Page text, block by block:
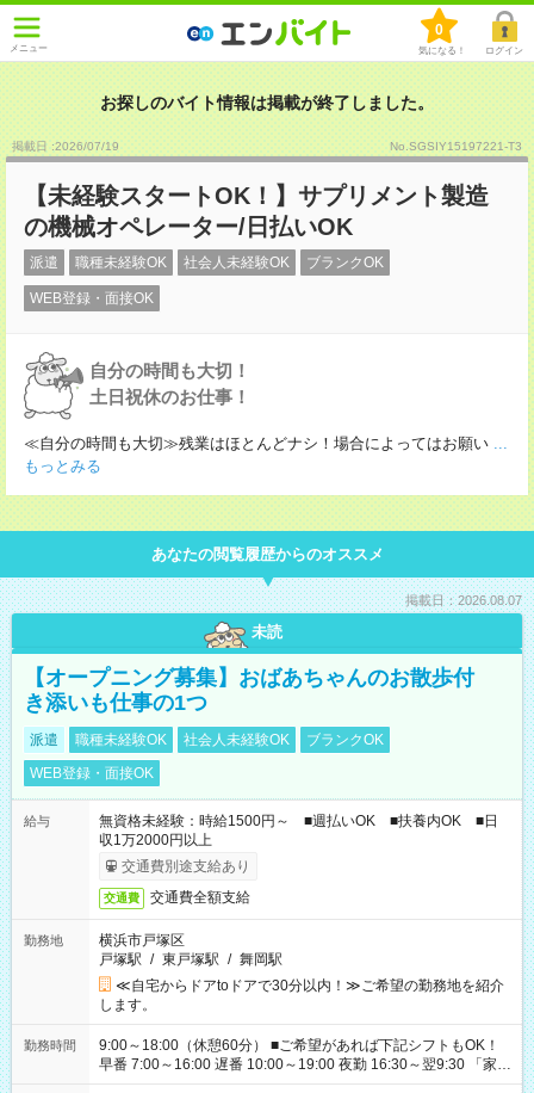
メニュー
0
気になる！ ログイン
お探しのバイト情報は掲載が終了しました。
掲載日 :2026/07/19 No.SGSIY15197221-T3
【未経験スタートOK！】サプリメント製造
の機械オペレーター/日払いOK
派遣 職種未経験OK 社会人未経験OK ブランクOK
WEB登録・面接OK
自分の時間も大切！
土日祝休のお仕事！
≪自分の時間も大切≫残業はほとんどナシ！場合によってはお願い ...
もっとみる
あなたの閲覧履歴からのオススメ
掲載日：2026.08.07
未読
【オープニング募集】おばあちゃんのお散歩付
き添いも仕事の1つ
派遣 職種未経験OK 社会人未経験OK
ブランクOK
WEB登録・面接OK
給与
無資格未経験：時給1500円～ ■週払いOK ■扶養内OK ■日
収1万2000円以上
交通費別途支給あり
交通費 交通費全額支給
勤務地
横浜市戸塚区
戸塚駅 / 東戸塚駅 / 舞岡駅
≪自宅からドアtoドアで30分以内！≫ご希望の勤務地を紹介
します。
勤務時間
9:00～18:00（休憩60分） ■ご希望があれば下記シフトもOK！
早番 7:00～16:00 遅番 10:00～19:00 夜勤 16:30～翌9:30 「家族
と休みを合わせたい」 「余裕を持って夕飯の準備がしたい」